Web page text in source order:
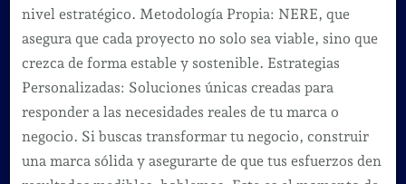
nivel estratégico. Metodología Propia: NERE, que
asegura que cada proyecto no solo sea viable, sino que
crezca de forma estable y sostenible. Estrategias
Personalizadas: Soluciones únicas creadas para
responder a las necesidades reales de tu marca o
negocio. Si buscas transformar tu negocio, construir
una marca sólida y asegurarte de que tus esfuerzos den